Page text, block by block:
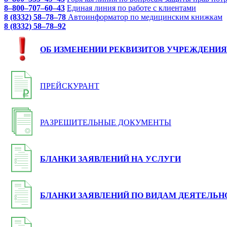
8–800–707–60–43 Единая линия по работе с клиентами
8 (8332) 58–78–78 Автоинформатор по медицинским книжкам
8 (8332) 58–78–92
ОБ ИЗМЕНЕНИИ РЕКВИЗИТОВ УЧРЕЖДЕНИЯ
ПРЕЙСКУРАНТ
РАЗРЕШИТЕЛЬНЫЕ ДОКУМЕНТЫ
БЛАНКИ ЗАЯВЛЕНИЙ НА УСЛУГИ
БЛАНКИ ЗАЯВЛЕНИЙ ПО ВИДАМ